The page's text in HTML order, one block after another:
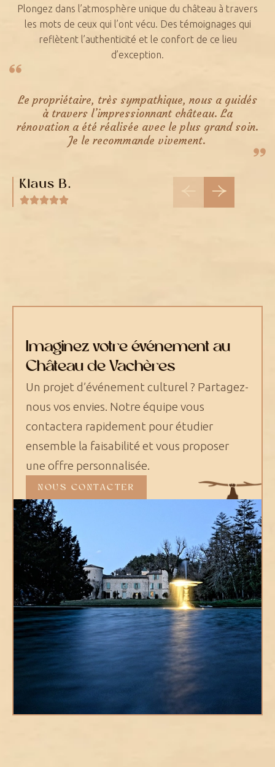
Plongez dans l’atmosphère unique du château à travers
les mots de ceux qui l’ont vécu. Des témoignages qui
reflètent l’authenticité et le confort de ce lieu
d’exception.
Le propriétaire, très sympathique, nous a guidés
à travers l’impressionnant château. La
rénovation a été réalisée avec le plus grand soin.
Je le recommande vivement.
Klaus B. Stefaan L.
Imaginez votre événement au
Château de Vachères
Un projet d’événement culturel ? Partagez-
nous vos envies. Notre équipe vous
contactera rapidement pour étudier
ensemble la faisabilité et vous proposer
une offre personnalisée.
NOUS CONTACTER